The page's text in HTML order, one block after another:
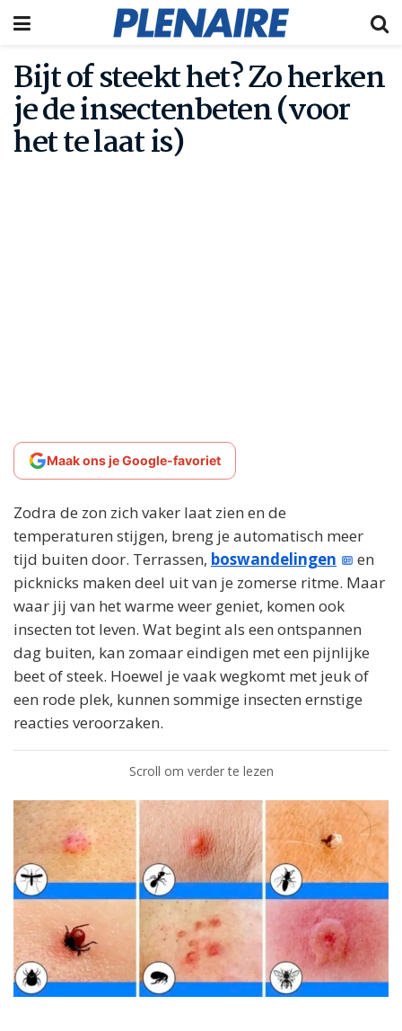
Bijt of steekt het? Zo herken
je de insectenbeten (voor
het te laat is)
Maak ons je Google-favoriet
Zodra de zon zich vaker laat zien en de
temperaturen stijgen, breng je automatisch meer
tijd buiten door. Terrassen, boswandelingen
en
picknicks maken deel uit van je zomerse ritme. Maar
waar jij van het warme weer geniet, komen ook
insecten tot leven. Wat begint als een ontspannen
dag buiten, kan zomaar eindigen met een pijnlijke
beet of steek. Hoewel je vaak wegkomt met jeuk of
een rode plek, kunnen sommige insecten ernstige
reacties veroorzaken.
Scroll om verder te lezen